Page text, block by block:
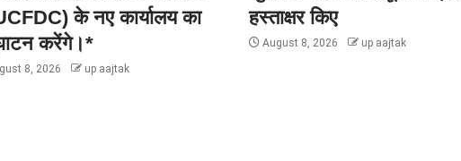
के नए कार्यालय का
करेंगे।*
8, 2026 up aajtak
हस्ताक्षर किए
August 8, 2026 up aajtak